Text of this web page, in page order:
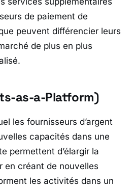
de paiement de
peuvent différencier leurs
de plus en plus
as-a-Platform)
les fournisseurs d’argent
capacités dans une
permettent d’élargir la
en créant de nouvelles
les activités dans un